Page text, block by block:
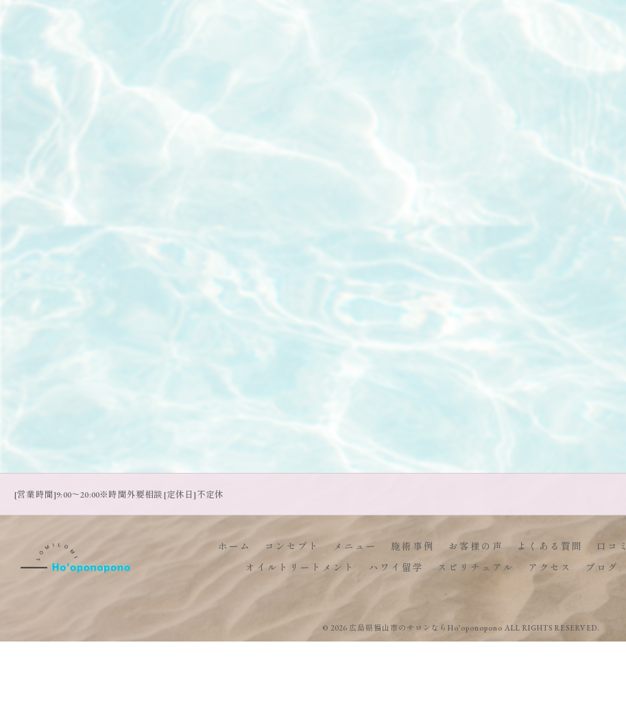
[営業時間]9:00～20:00※時間外要相談[定休日]不定休
ホーム コンセプト メニュー 施術事例 お客様の声 よくある質問 口コミ
オイルトリートメント
ハワイ留学 スピリチュアル アクセス ブログ
© 2026 広島県福山市のサロンならHo’oponopono ALL RIGHTS RESERVED.